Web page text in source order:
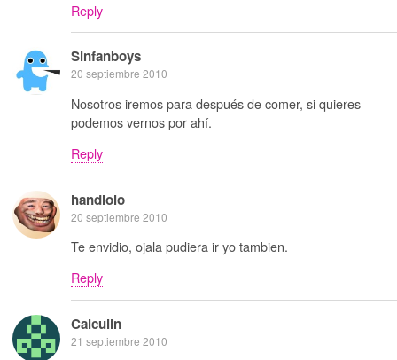
Reply
Sinfanboys
20 septiembre 2010
Nosotros iremos para después de comer, si quieres
podemos vernos por ahí.
Reply
handlolo
20 septiembre 2010
Te envidio, ojala pudiera ir yo tambien.
Reply
Calculin
21 septiembre 2010